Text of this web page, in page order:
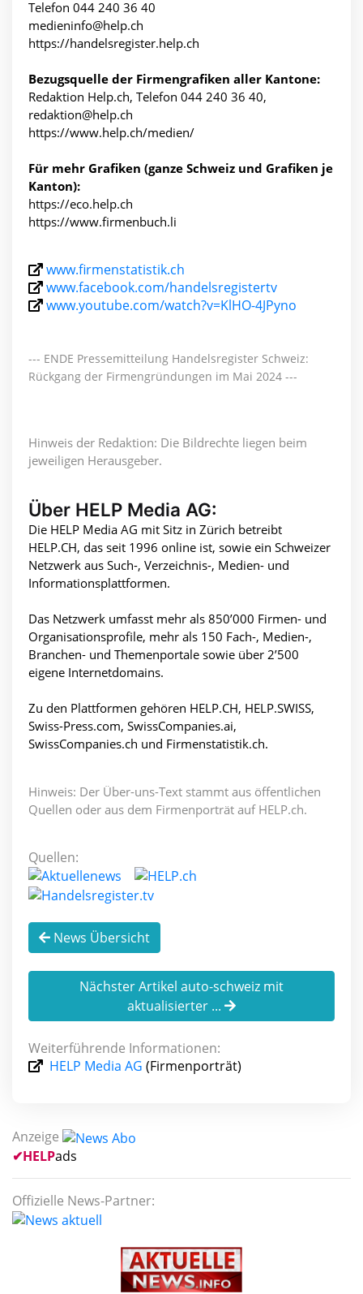
Telefon 044 240 36 40
medieninfo@help.ch
https://handelsregister.help.ch
Bezugsquelle der Firmengrafiken aller Kantone:
Redaktion Help.ch, Telefon 044 240 36 40,
redaktion@help.ch
https://www.help.ch/medien/
Für mehr Grafiken (ganze Schweiz und Grafiken je
Kanton):
https://eco.help.ch
https://www.firmenbuch.li
www.firmenstatistik.ch
www.facebook.com/handelsregistertv
www.youtube.com/watch?v=KlHO-4JPyno
--- ENDE Pressemitteilung Handelsregister Schweiz:
Rückgang der Firmengründungen im Mai 2024 ---
Hinweis der Redaktion: Die Bildrechte liegen beim
jeweiligen Herausgeber.
Über HELP Media AG:
Die HELP Media AG mit Sitz in Zürich betreibt
HELP.CH, das seit 1996 online ist, sowie ein Schweizer
Netzwerk aus Such-, Verzeichnis-, Medien- und
Informationsplattformen.
Das Netzwerk umfasst mehr als 850’000 Firmen- und
Organisationsprofile, mehr als 150 Fach-, Medien-,
Branchen- und Themenportale sowie über 2’500
eigene Internetdomains.
Zu den Plattformen gehören HELP.CH, HELP.SWISS,
Swiss-Press.com, SwissCompanies.ai,
SwissCompanies.ch und Firmenstatistik.ch.
Hinweis: Der Über-uns-Text stammt aus öffentlichen
Quellen oder aus dem Firmenporträt auf HELP.ch.
Quellen:
News Übersicht
Nächster Artikel auto-schweiz mit
aktualisierter ...
Weiterführende Informationen:
HELP Media AG (Firmenporträt)
Anzeige
✔HELPads
Offizielle News-Partner: